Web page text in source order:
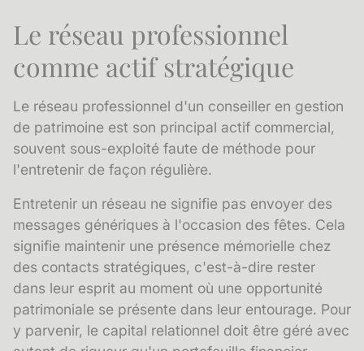
Le réseau professionnel
comme actif stratégique
Le réseau professionnel d'un conseiller en gestion
de patrimoine est son principal actif commercial,
souvent sous-exploité faute de méthode pour
l'entretenir de façon régulière.
Entretenir un réseau ne signifie pas envoyer des
messages génériques à l'occasion des fêtes. Cela
signifie maintenir une présence mémorielle chez
des contacts stratégiques, c'est-à-dire rester
dans leur esprit au moment où une opportunité
patrimoniale se présente dans leur entourage. Pour
y parvenir, le capital relationnel doit être géré avec